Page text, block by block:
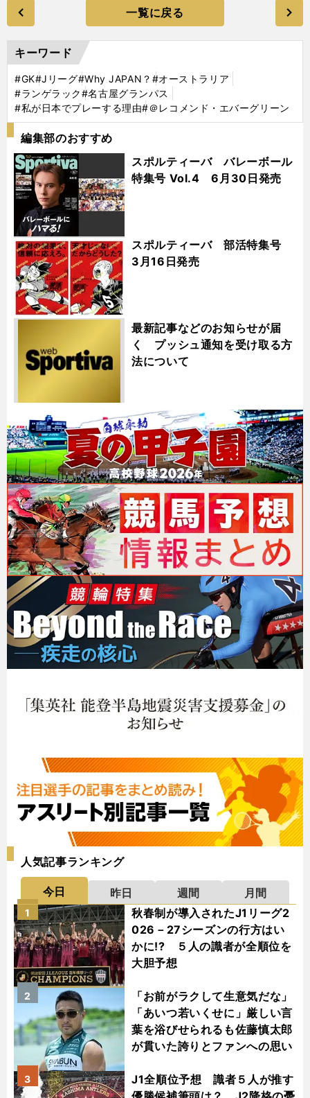
一覧に戻る
キーワード
#GK#Jリーグ#Why JAPAN？ #オーストラリア
#ランゲラック#名古屋グランパス
#私が日本でプレーする理由#＠レコメンド・エバーグリーン
編集部のおすすめ
スポルティーバ バレーボール
特集号 Vol.4 6月30日発売
スポルティーバ 部活特集号
3月16日発売
最新記事などのお知らせが届
く プッシュ通知を受け取る方
法について
人気記事ランキング
今日 昨日 週間
月間
秋春制が導入されたJ1リーグ2
026－27シーズンの行方はい
かに!? ５人の識者が全順位を
大胆予想
1
「お前がラクして生意気だな」
「あいつ若いくせに」厳しい言
葉を浴びせられるも佐藤慎太郎
が貫いた誇りとファンへの思い
2
J1全順位予想 識者５人が推す
3